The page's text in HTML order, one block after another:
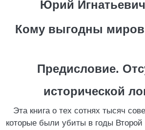
Юрий
Кому выгодны
Предисловие.
исторической
Эта книга о тех сотнях тысяч
которые были убиты в годы